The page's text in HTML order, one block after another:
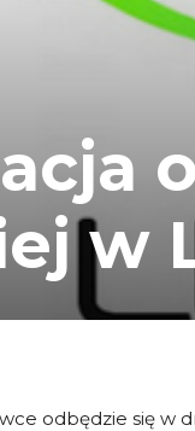
w
odbędzie się w